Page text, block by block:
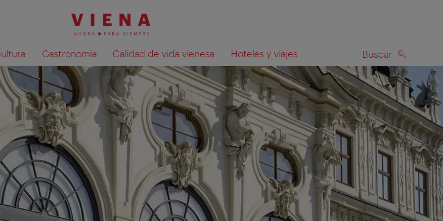
Gastronomía Calidad de vida vienesa Hoteles y viajes Buscar
Mostrar resultados de la búsqueda en el mapa BUSCAR